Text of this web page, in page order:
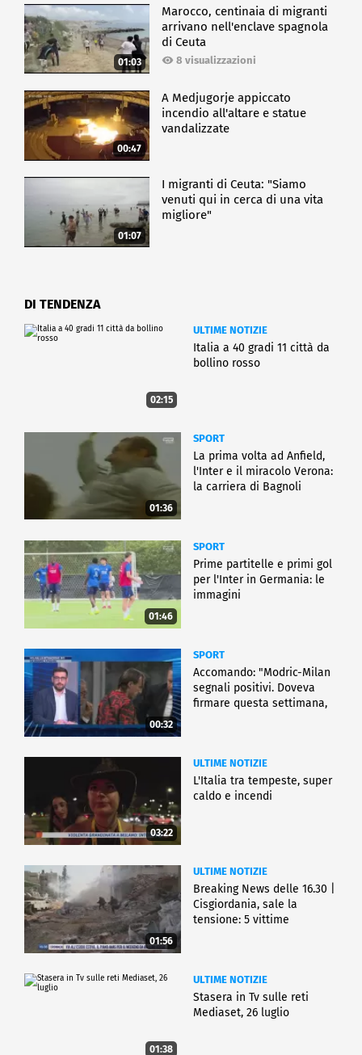
01:03
Marocco, centinaia di migranti
arrivano nell'enclave spagnola
di Ceuta
8 visualizzazioni
00:47
A Medjugorje appiccato
incendio all'altare e statue
vandalizzate
01:07
I migranti di Ceuta: "Siamo
venuti qui in cerca di una vita
migliore"
DI TENDENZA
02:15
ULTIME NOTIZIE
Italia a 40 gradi 11 città da
bollino rosso
01:36
SPORT
La prima volta ad Anfield,
l'Inter e il miracolo Verona:
la carriera di Bagnoli
01:46
SPORT
Prime partitelle e primi gol
per l'Inter in Germania: le
immagini
00:32
SPORT
Accomando: "Modric-Milan
segnali positivi. Doveva
firmare questa settimana,
03:22
ULTIME NOTIZIE
L'Italia tra tempeste, super
caldo e incendi
01:56
ULTIME NOTIZIE
Breaking News delle 16.30 |
Cisgiordania, sale la
tensione: 5 vittime
01:38
ULTIME NOTIZIE
Stasera in Tv sulle reti
Mediaset, 26 luglio